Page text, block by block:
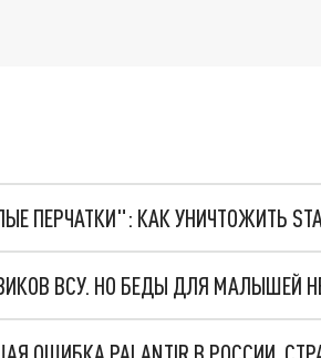
ПЕРЧАТКИ": КАК УНИЧТОЖИТЬ
ВСУ. НО БЕДЫ ДЛЯ МАЛЫШЕЙ